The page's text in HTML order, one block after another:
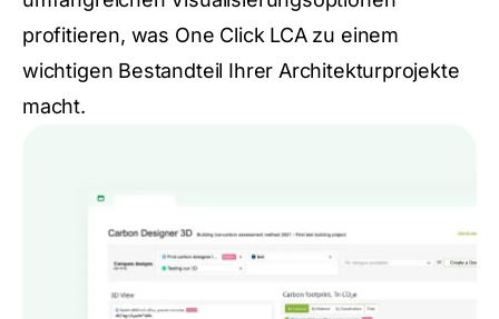
profitieren, was One Click LCA zu einem
wichtigen Bestandteil Ihrer Architekturprojekte
macht.